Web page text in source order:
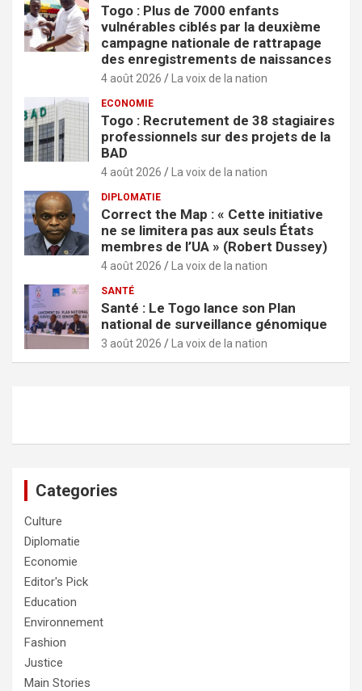
Togo : Plus de 7000 enfants
vulnérables ciblés par la deuxième
campagne nationale de rattrapage
des enregistrements de naissances
4 août 2026 La voix de la nation
ECONOMIE
Togo : Recrutement de 38 stagiaires
professionnels sur des projets de la
BAD
4 août 2026 La voix de la nation
DIPLOMATIE
Correct the Map : « Cette initiative
ne se limitera pas aux seuls États
membres de l’UA » (Robert Dussey)
4 août 2026 La voix de la nation
SANTÉ
Santé : Le Togo lance son Plan
national de surveillance génomique
3 août 2026 La voix de la nation
Categories
Culture
Diplomatie
Economie
Editor's Pick
Education
Environnement
Fashion
Justice
Main Stories